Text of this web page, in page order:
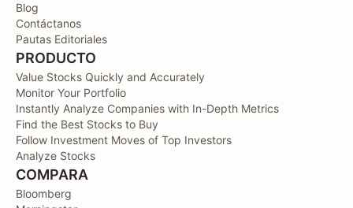
Blog
Contáctanos
Pautas Editoriales
PRODUCTO
Value Stocks Quickly and Accurately
Monitor Your Portfolio
Instantly Analyze Companies with In-Depth Metrics
Find the Best Stocks to Buy
Follow Investment Moves of Top Investors
Analyze Stocks
COMPARA
Bloomberg